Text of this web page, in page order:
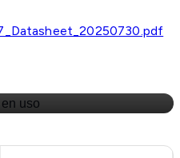
espera.
olvidan en el uniforme.